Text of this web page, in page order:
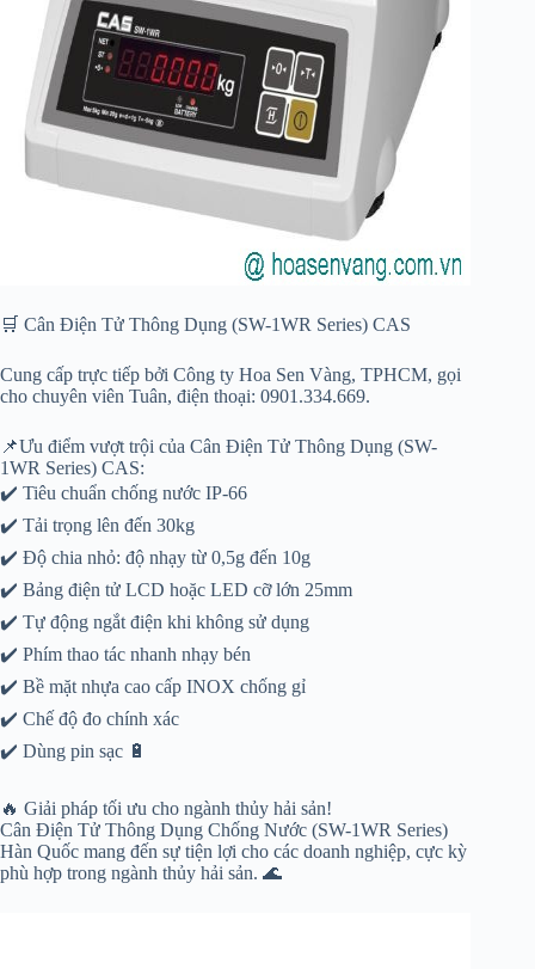
🛒 Cân Điện Tử Thông Dụng (SW-1WR Series) CAS
Cung cấp trực tiếp bởi Công ty Hoa Sen Vàng, TPHCM, gọi
cho chuyên viên Tuân, điện thoại: 0901.334.669.
📌Ưu điểm vượt trội của Cân Điện Tử Thông Dụng (SW-
1WR Series) CAS:
✔️ Tiêu chuẩn chống nước IP-66
✔️ Tải trọng lên đến 30kg
✔️ Độ chia nhỏ: độ nhạy từ 0,5g đến 10g
✔️ Bảng điện tử LCD hoặc LED cỡ lớn 25mm
✔️ Tự động ngắt điện khi không sử dụng
✔️ Phím thao tác nhanh nhạy bén
✔️ Bề mặt nhựa cao cấp INOX chống gỉ
✔️ Chế độ đo chính xác
✔️ Dùng pin sạc 🔋
🔥 Giải pháp tối ưu cho ngành thủy hải sản!
Cân Điện Tử Thông Dụng Chống Nước (SW-1WR Series)
Hàn Quốc mang đến sự tiện lợi cho các doanh nghiệp, cực kỳ
phù hợp trong ngành thủy hải sản. 🌊